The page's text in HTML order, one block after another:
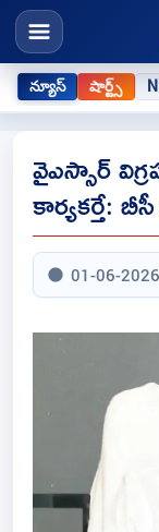
న్యూస్ షార్ట్స్
వైఎస్సార్
కార్యకర్తే:
01-06-